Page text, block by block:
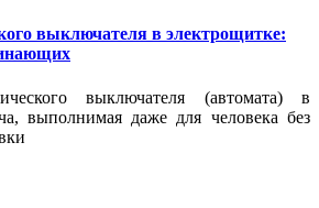
выключателя в электрощитке:
выключателя (автомата) в
выполнимая даже для человека без